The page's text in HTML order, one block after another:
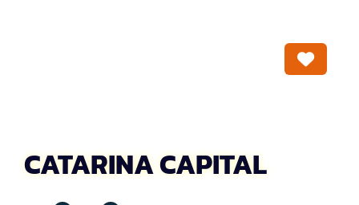
CATARINA CAPITAL